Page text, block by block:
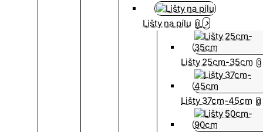
Lišty na pílu 0
Lišty 25cm-35cm 0
Lišty 37cm-45cm 0